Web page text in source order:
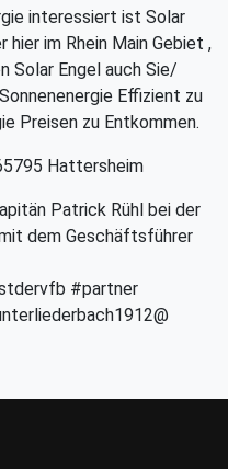
interessiert ist Solar
hier im Rhein Main Gebiet ,
Solar Engel auch Sie/
Effizient zu
Preisen zu Entkommen.
Hattersheim
Patrick Rühl bei der
dem Geschäftsführer
#partner